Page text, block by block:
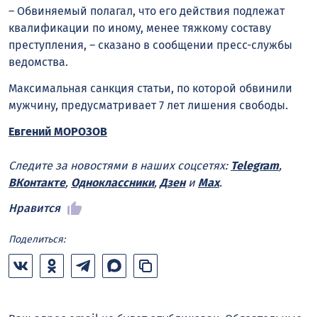
– Обвиняемый полагал, что его действия подлежат
квалификации по иному, менее тяжкому составу
преступления, – сказано в сообщении пресс-службы
ведомства.
Максимальная санкция статьи, по которой обвинили
мужчину, предусматривает 7 лет лишения свободы.
Евгений МОРОЗОВ
Следите за новостями в наших соцсетях: Telegram,
ВКонтакте, Одноклассники, Дзени Max.
Нравится
Поделиться: